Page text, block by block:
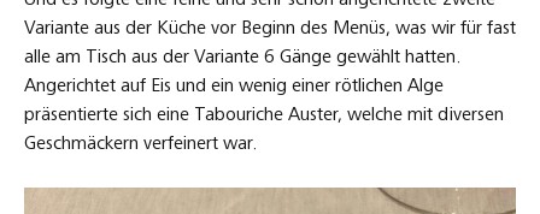
Variante aus der Küche vor Beginn des Menüs, was wir für fast
alle am Tisch aus der Variante 6 Gänge gewählt hatten.
Angerichtet auf Eis und ein wenig einer rötlichen Alge
präsentierte sich eine Tabouriche Auster, welche mit diversen
Geschmäckern verfeinert war.